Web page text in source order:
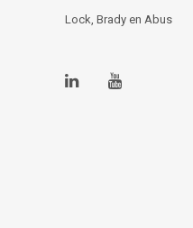
Lock, Brady en Abus